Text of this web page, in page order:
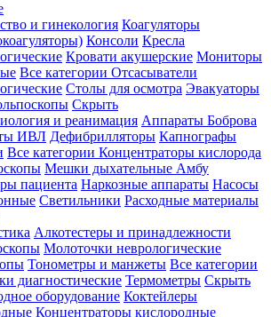
и гинекология Коагуляторы
Консоли Кресла
Кровати акушерские Мониторы
Все категории Отсасыватели
Столы для осмотра Эвакуаторы
Скрыть
и реанимация Аппараты Боброва
ИВЛ Дефибрилляторы Капнографы
Все категории Концентраторы кислорода
Мешки дыхательные Амбу
пациента Наркозные аппараты Насосы
Светильники Расходные материалы
Алкотестеры и принадлежности
Молоточки неврологические
Тонометры и манжеты Все категории
диагностические Термометры Скрыть
оборудование Коктейлеры
Концентраторы кислородные